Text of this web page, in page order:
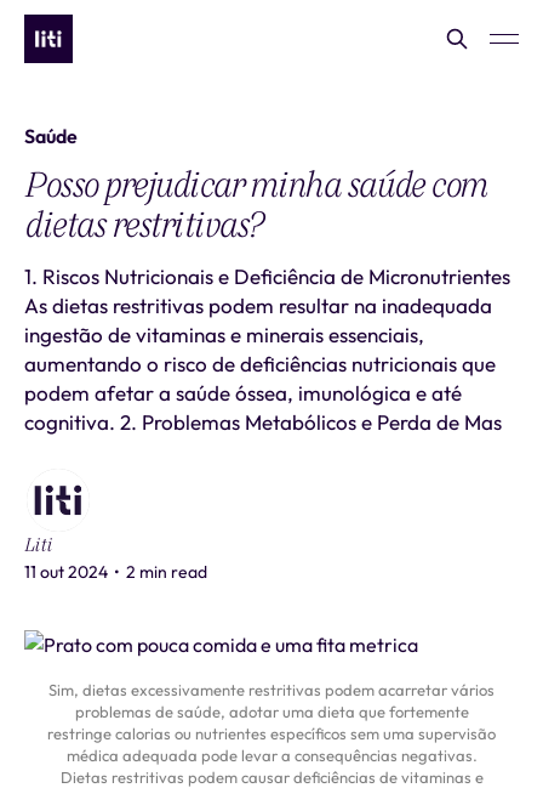
Saúde
Posso prejudicar minha saúde com
dietas restritivas?
1. Riscos Nutricionais e Deficiência de Micronutrientes
As dietas restritivas podem resultar na inadequada
ingestão de vitaminas e minerais essenciais,
aumentando o risco de deficiências nutricionais que
podem afetar a saúde óssea, imunológica e até
cognitiva. 2. Problemas Metabólicos e Perda de Mas
Liti
11 out 2024 • 2 min read
Sim, dietas excessivamente restritivas podem acarretar vários
problemas de saúde, adotar uma dieta que fortemente
restringe calorias ou nutrientes específicos sem uma supervisão
médica adequada pode levar a consequências negativas.
Dietas restritivas podem causar deficiências de vitaminas e